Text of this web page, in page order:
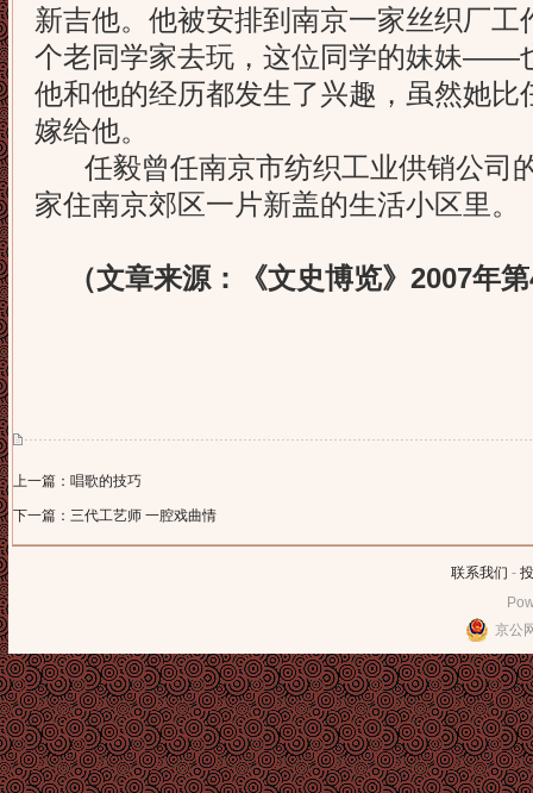
新吉他。他被安排到南京一家丝织厂
个老同学家去玩，这位同学的妹妹——
他和他的经历都发生了兴趣，虽然她比
嫁给他。
任毅曾任南京市纺织工业供销公司
家住南京郊区一片新盖的生活小区里。
（文章来源：《文史博览》2007年
上一篇：唱歌的技巧
下一篇：三代工艺师 一腔戏曲情
联系我们 -
京公